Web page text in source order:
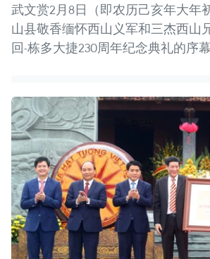
武文赏2月8日（即农历己亥年大年
山县敬香缅怀西山义军和三杰西山
回-栋多大捷230周年纪念典礼的序幕